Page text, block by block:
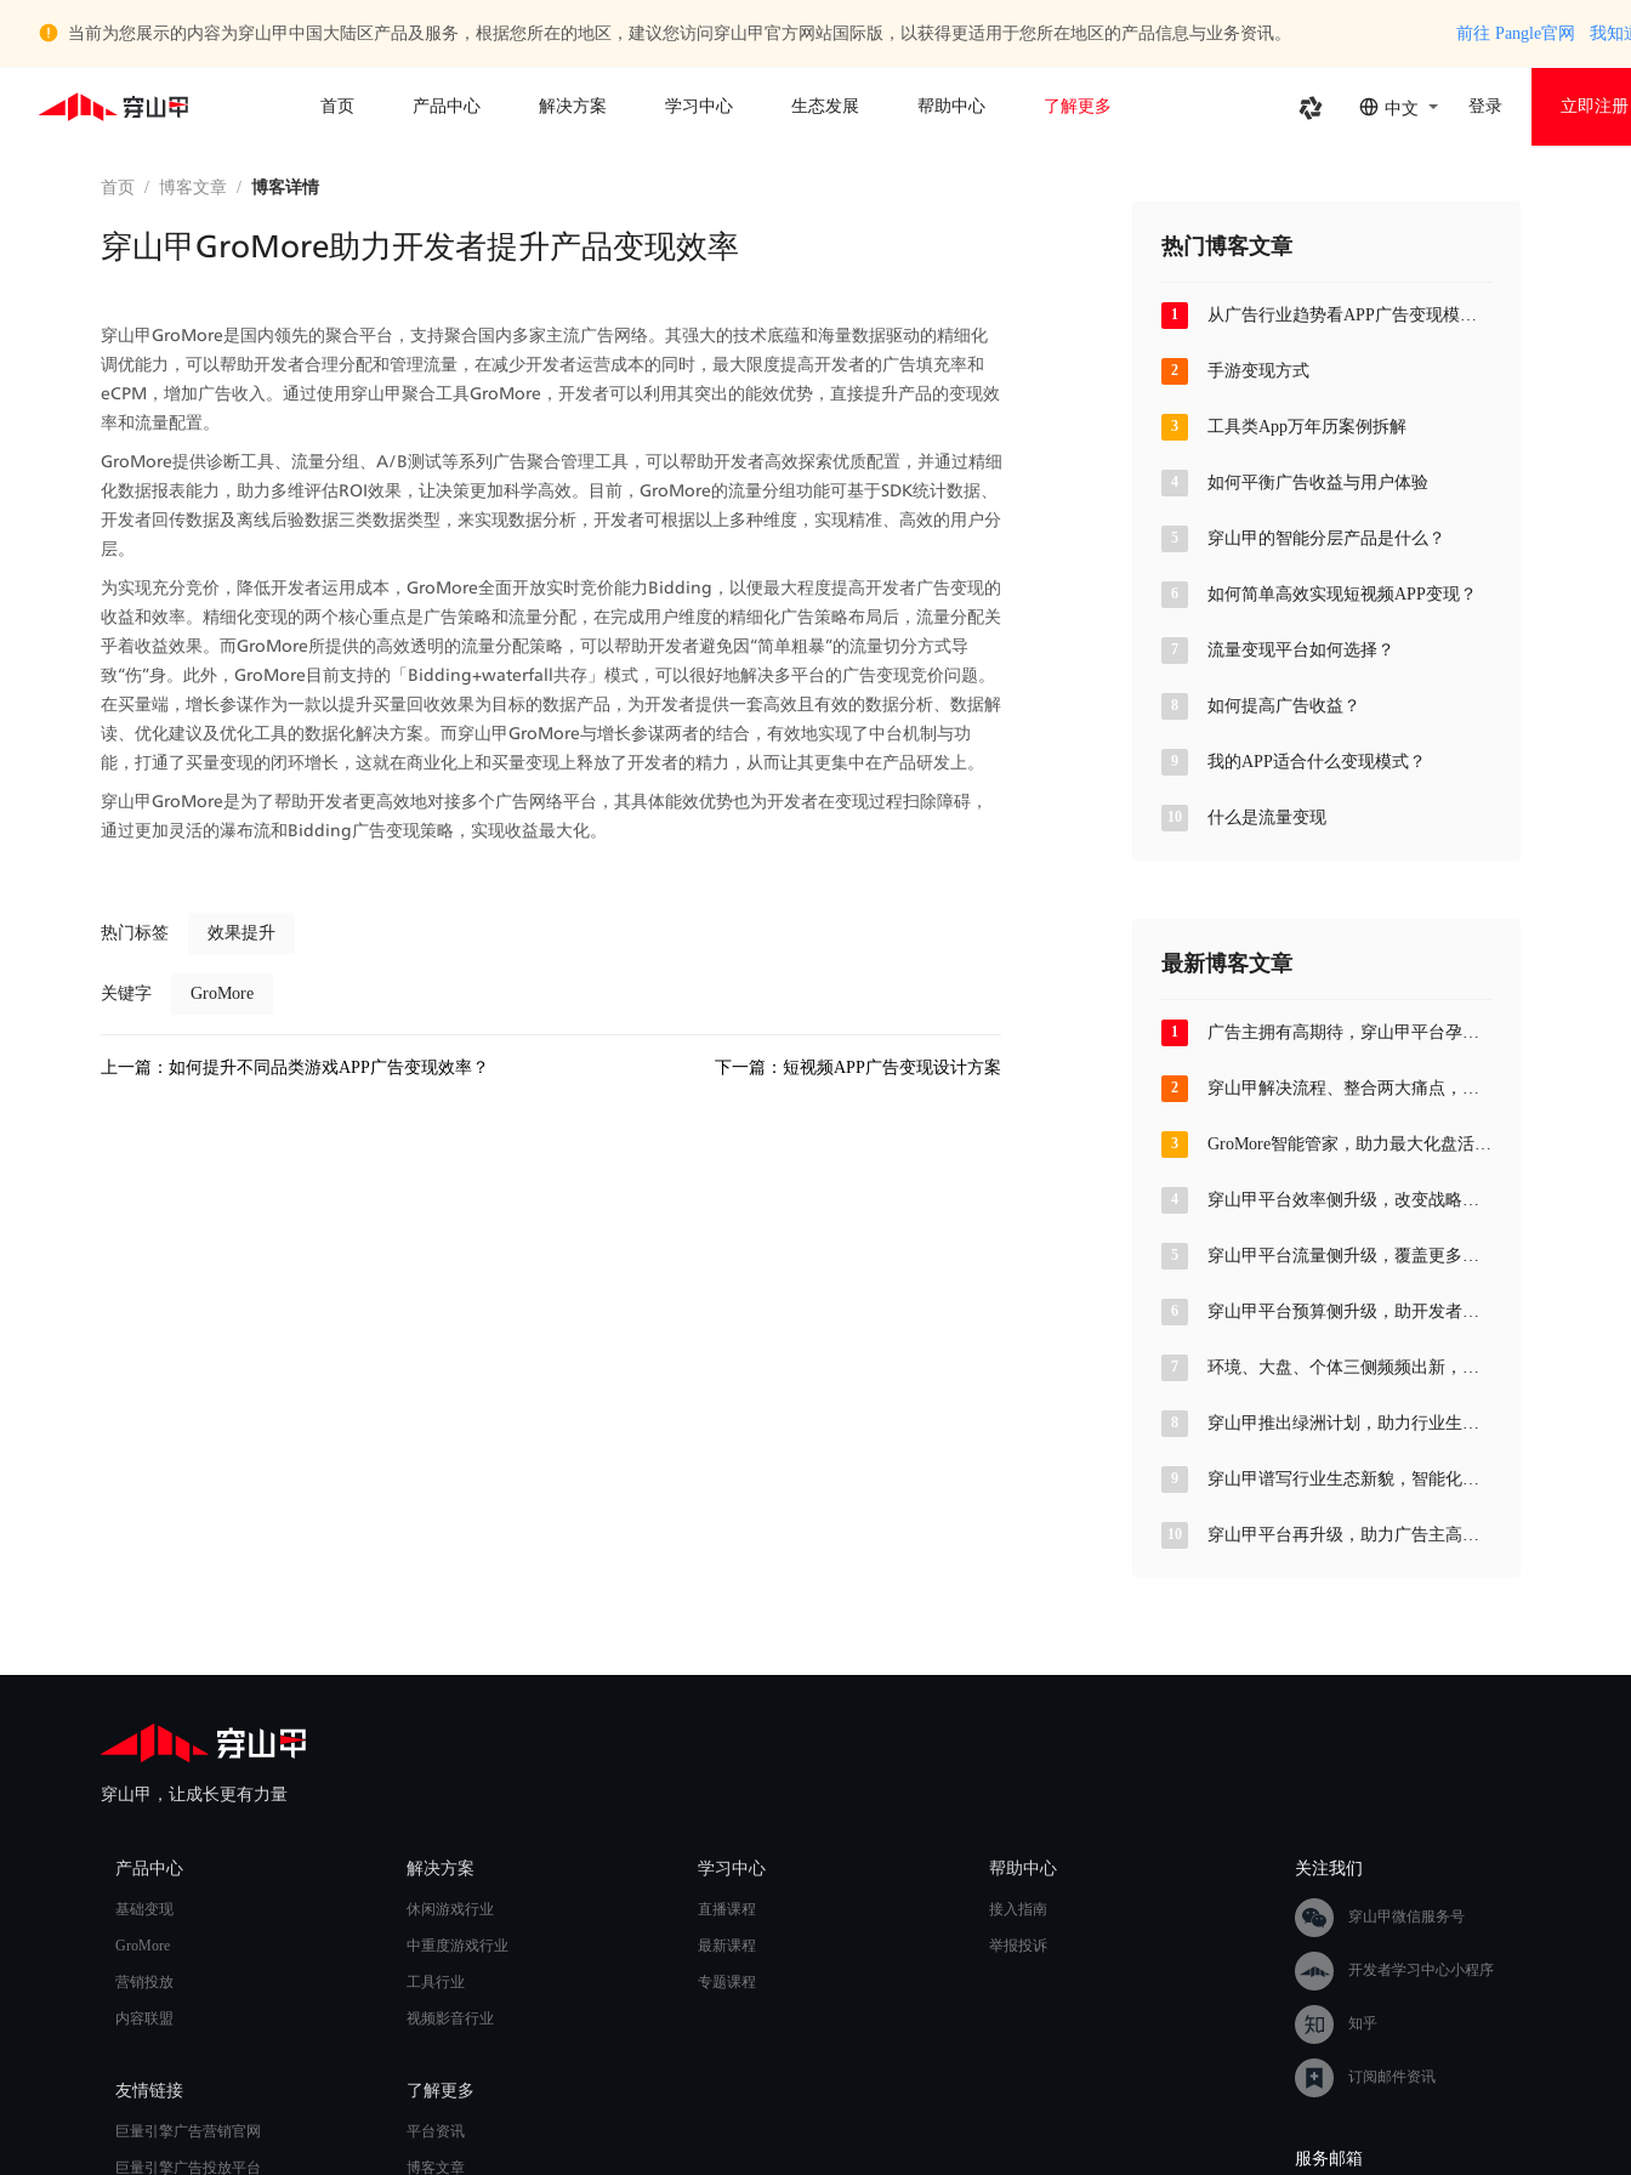
当前为您展示的内容为穿山甲中国大陆区产品及服务，根据您所在的地区，建议您访问穿山甲官方网站国际版，以获得更适用于您所在地区的产品信息与业务资讯。 前往 Pangle官网 我知
首页 产品中心 解决方案 学习中心 生态发展 帮助中心 了解更多 中文 登录 立即注册
首页 / 博客文章 / 博客详情
穿山甲GroMore助力开发者提升产品变现效率
穿山甲GroMore是国内领先的聚合平台，支持聚合国内多家主流广告网络。其强大的技术底蕴和海量数据驱动的精细化
调优能力，可以帮助开发者合理分配和管理流量，在减少开发者运营成本的同时，最大限度提高开发者的广告填充率和
eCPM，增加广告收入。通过使用穿山甲聚合工具GroMore，开发者可以利用其突出的能效优势，直接提升产品的变现效
率和流量配置。
GroMore提供诊断工具、流量分组、A/B测试等系列广告聚合管理工具，可以帮助开发者高效探索优质配置，并通过精细
化数据报表能力，助力多维评估ROI效果，让决策更加科学高效。目前，GroMore的流量分组功能可基于SDK统计数据、
开发者回传数据及离线后验数据三类数据类型，来实现数据分析，开发者可根据以上多种维度，实现精准、高效的用户分
层。
为实现充分竞价，降低开发者运用成本，GroMore全面开放实时竞价能力Bidding，以便最大程度提高开发者广告变现的
收益和效率。精细化变现的两个核心重点是广告策略和流量分配，在完成用户维度的精细化广告策略布局后，流量分配关
乎着收益效果。而GroMore所提供的高效透明的流量分配策略，可以帮助开发者避免因“简单粗暴”的流量切分方式导
致“伤”身。此外，GroMore目前支持的「Bidding+waterfall共存」模式，可以很好地解决多平台的广告变现竞价问题。
在买量端，增长参谋作为一款以提升买量回收效果为目标的数据产品，为开发者提供一套高效且有效的数据分析、数据解
读、优化建议及优化工具的数据化解决方案。而穿山甲GroMore与增长参谋两者的结合，有效地实现了中台机制与功
能，打通了买量变现的闭环增长，这就在商业化上和买量变现上释放了开发者的精力，从而让其更集中在产品研发上。
穿山甲GroMore是为了帮助开发者更高效地对接多个广告网络平台，其具体能效优势也为开发者在变现过程扫除障碍，
通过更加灵活的瀑布流和Bidding广告变现策略，实现收益最大化。
热门标签 效果提升
关键字 GroMore
上一篇： 如何提升不同品类游戏APP广告变现效率？ 下一篇： 短视频APP广告变现设计方案
热门博客文章
1
从广告行业趋势看APP广告变现模式
2 手游变现方式
3 工具类App万年历案例拆解
4 如何平衡广告收益与用户体验
5 穿山甲的智能分层产品是什么？
6 如何简单高效实现短视频APP变现？
7 流量变现平台如何选择？
8 如何提高广告收益？
9 我的APP适合什么变现模式？
10 什么是流量变现
最新博客文章
1
广告主拥有高期待，穿山甲平台孕育
2
穿山甲解决流程、整合两大痛点，助
3
GroMore智能管家，助力最大化盘活流
4
穿山甲平台效率侧升级，改变战略站
5
穿山甲平台流量侧升级，覆盖更多流
6
穿山甲平台预算侧升级，助开发者提
7
环境、大盘、个体三侧频频出新，穿
8
穿山甲推出绿洲计划，助力行业生态
9
穿山甲谱写行业生态新貌，智能化成
10
穿山甲平台再升级，助力广告主高效
穿山甲，让成长更有力量
产品中心
基础变现
GroMore
营销投放
内容联盟
友情链接
巨量引擎广告营销官网
巨量引擎广告投放平台
解决方案
休闲游戏行业
中重度游戏行业
工具行业
视频影音行业
了解更多
平台资讯
博客文章
学习中心
直播课程
最新课程
专题课程
帮助中心
接入指南
举报投诉
关注我们
穿山甲微信服务号
开发者学习中心小程序
知乎
订阅邮件资讯
服务邮箱